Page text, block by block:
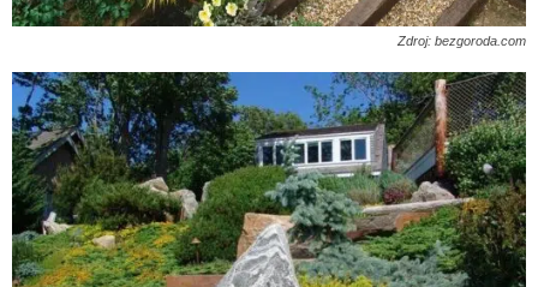
Zdroj: bezgoroda.com